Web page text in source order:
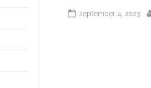
Geplaatst
september 4, 2023